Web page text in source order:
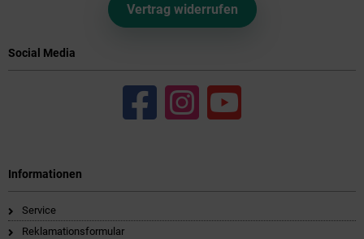
Vertrag widerrufen
Social Media
Informationen
Service
Reklamationsformular